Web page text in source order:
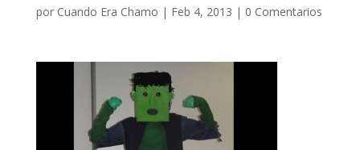
por Cuando Era Chamo | Feb 4, 2013 | 0 Comentarios